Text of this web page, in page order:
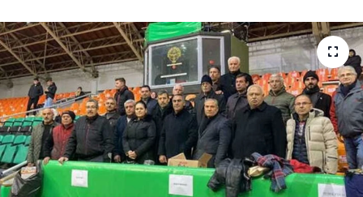
Duyurular
Teknoloji
Yerel Haber
Akhisar Emlak
Ülke
Etiketler
Tarım-Gıda
Sektörel
Röportaj
Dünya
Yaşam